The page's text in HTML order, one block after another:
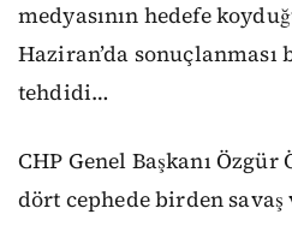
medyasının hedefe
Haziran’da sonuçlanması
tehdidi…
CHP Genel Başkanı
dört cephede birden